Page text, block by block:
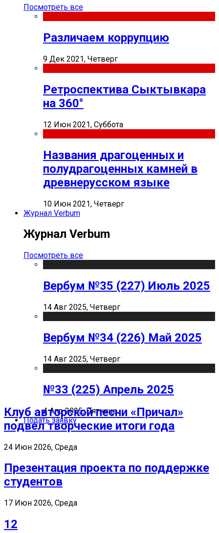
Посмотреть все
Различаем коррупцию
9 Дек 2021, Четверг
Ретроспектива Сыктывкара
на 360°
12 Июн 2021, Суббота
Названия драгоценных и
полудрагоценных камней в
древнерусском языке
10 Июн 2021, Четверг
Журнал Verbum
Журнал Verbum
Посмотреть все
Вербум №35 (227) Июль 2025
14 Авг 2025, Четверг
Вербум №34 (226) Май 2025
14 Авг 2025, Четверг
№33 (225) Апрель 2025
4 Апр 2025, Пятница
Подать заявку
Клуб авторской песни «Причал»
подвел творческие итоги года
24 Июн 2026, Среда
Презентация проекта по поддержке
студентов
17 Июн 2026, Среда
12